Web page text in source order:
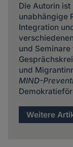
Die Autorin
unabhängige
Integration
und
und
MIND-
Weitere